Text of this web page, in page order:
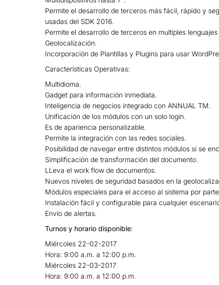
Permite el desarrollo de terceros más fácil, rápido y
usadas del SDK 2016.
Permite el desarrollo de terceros en multiples
Geolocalización.
Incorporación de Plantillas y Plugins para usar
Características Operativas:
Multidioma.
Gadget para información inmediata.
Inteligencia de negocios integrado con ANNUAL TM.
Unificación de los módulos con un solo login.
Es de apariencia personalizable.
Permite la integración con las redes sociales.
Posibilidad de navegar entre distintos módulos si se
Simplificación de transformación del documento.
LLeva el work flow de documentos.
Nuevos niveles de seguridad basados en la
Módulos especiales para el acceso al sistema por
Instalación fácil y configurable para cualquier
Envío de alertas.
Turnos y horario disponible:
Miércoles 22-02-2017
Hora: 9:00 a.m. a 12:00 p.m.
Miércoles 22-03-2017
Hora: 9:00 a.m. a 12:00 p.m.